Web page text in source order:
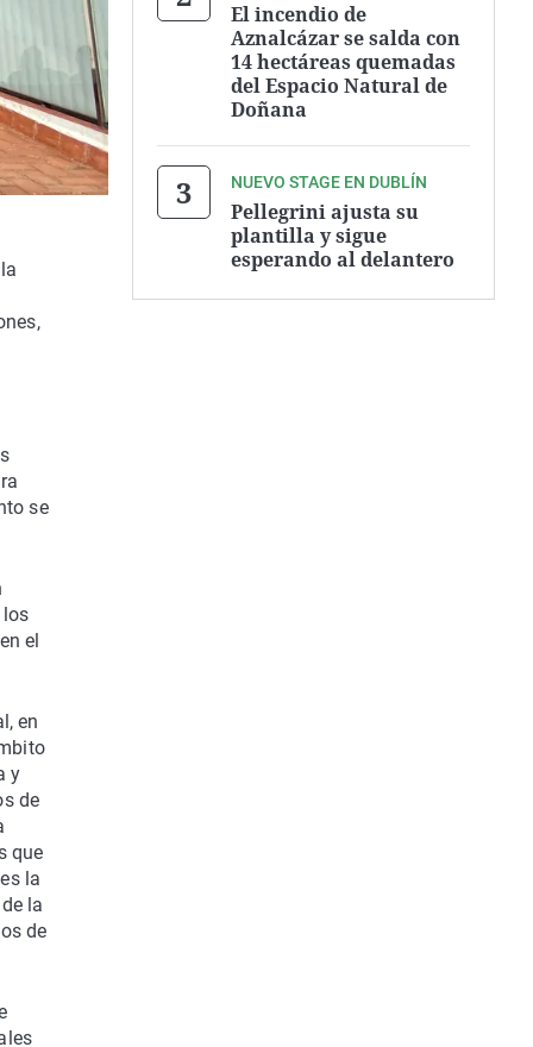
se
el
en
y
de
que
la
la
de
El incendio de
Aznalcázar se salda con
14 hectáreas quemadas
del Espacio Natural de
Doñana
NUEVO STAGE EN DUBLÍN
Pellegrini ajusta su
plantilla y sigue
esperando al delantero